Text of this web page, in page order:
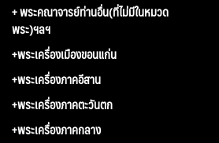
+ พระคณาจารย์ท่านอื่น(ที่ไม่มีในหมวด
พระ)ฯลฯ
+พระเครื่องเมืองขอนแก่น
+พระเครื่องภาคอีสาน
+พระเครื่องภาคตะวันตก
+พระเครื่องภาคกลาง